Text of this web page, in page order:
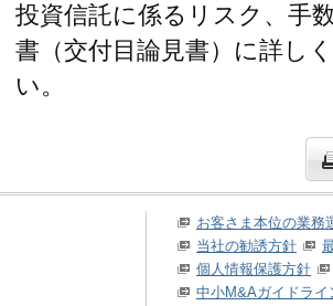
投資信託に係るリスク、手
書（交付目論見書）に詳し
い。
お客さま本位の業務
当社の勧誘方針
個人情報保護方針
中小M&Aガイドラ